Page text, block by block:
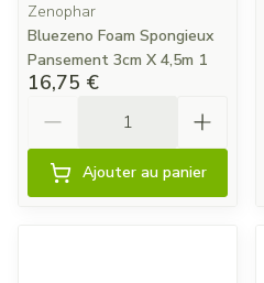
Zenophar
Bluezeno Foam Spongieux
Pansement 3cm X 4,5m 1
16,75 €
Ajouter au panier